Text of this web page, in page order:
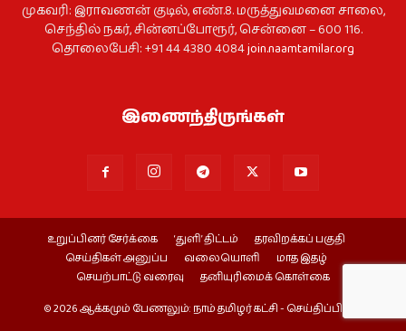
முகவரி: இராவணன் குடில், எண்.8. மருத்துவமனை சாலை,
செந்தில் நகர், சின்னப்போரூர், சென்னை – 600 116.
தொலைபேசி: +91 44 4380 4084join.naamtamilar.org
இணைந்திருங்கள்
உறுப்பினர் சேர்க்கை ‘துளி’ திட்டம்
தரவிறக்கப் பகுதி
செய்திகள் அனுப்ப
வலையொளி
மாத இதழ்
செயற்பாட்டு வரைவு
தனியுரிமைக் கொள்கை
© 2026 ஆக்கமும் பேணலும்: நாம் தமிழர் கட்சி - செய்திப்பிரிவு